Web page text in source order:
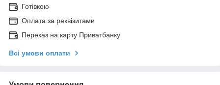
Готівкою
Оплата за реквізитами
Переказ на карту Приватбанку
Всі умови оплати